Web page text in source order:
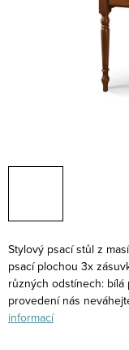
Stylový psací stůl z
psací plochou 3x
různých odstínech: bílá
provedení nás
informací